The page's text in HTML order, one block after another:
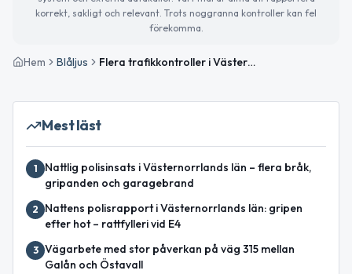
korrekt, sakligt och relevant. Trots noggranna kontroller kan fel
förekomma.
Hem Blåljus Flera trafikkontroller i Västernorrland – böter och anmälan utfärdade
Mest läst
1
Nattlig polisinsats i Västernorrlands län – flera bråk,
gripanden och garagebrand
2
Nattens polisrapport i Västernorrlands län: gripen
efter hot – rattfylleri vid E4
3 Vägarbete med stor påverkan på väg 315 mellan
Galån och Östavall